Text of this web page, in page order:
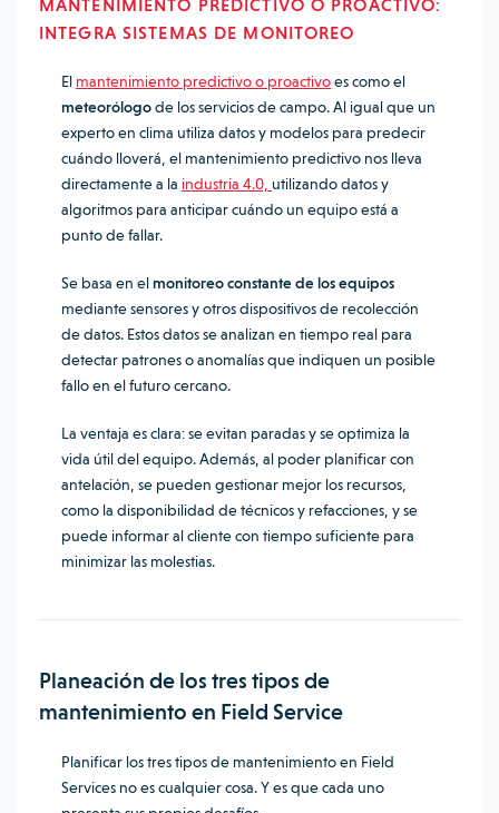
MANTENIMIENTO PREDICTIVO O PROACTIVO:
INTEGRA SISTEMAS DE MONITOREO
El mantenimiento predictivo o proactivoes como el
meteorólogode los servicios de campo. Al igual que un
experto en clima utiliza datos y modelos para predecir
cuándo lloverá, el mantenimiento predictivo nos lleva
directamente a la industria 4.0, utilizando datos y
algoritmos para anticipar cuándo un equipo está a
punto de fallar.
Se basa en elmonitoreo constante de los equipos
mediante sensores y otros dispositivos de recolección
de datos. Estos datos se analizan en tiempo real para
detectar patrones o anomalías que indiquen un posible
fallo en el futuro cercano.
La ventaja es clara: se evitan paradas y se optimiza la
vida útil del equipo. Además, al poder planificar con
antelación, se pueden gestionar mejor los recursos,
como la disponibilidad de técnicos y refacciones, y se
puede informar al cliente con tiempo suficiente para
minimizar las molestias.
Planeación de los tres tipos de
mantenimiento en Field Service
Planificar los tres tipos de mantenimiento en Field
Services no es cualquier cosa. Y es que cada uno